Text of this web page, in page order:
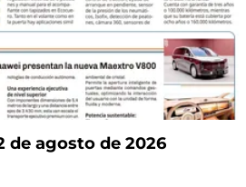
de agosto de 2026